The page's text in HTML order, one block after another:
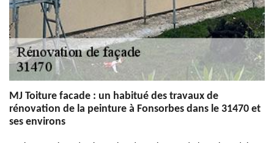
MJ Toiture facade : un habitué des travaux de
rénovation de la peinture à Fonsorbes dans le 31470 et
ses environs